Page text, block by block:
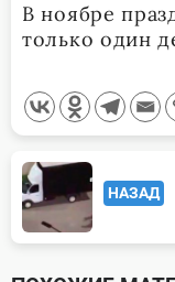
В ноябре
только один
<span
class="nav-
subtitle
НАЗАД